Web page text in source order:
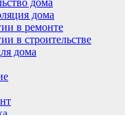
дома
дома
в ремонте
в строительстве
дома